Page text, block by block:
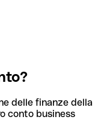
delle finanze della
conto business